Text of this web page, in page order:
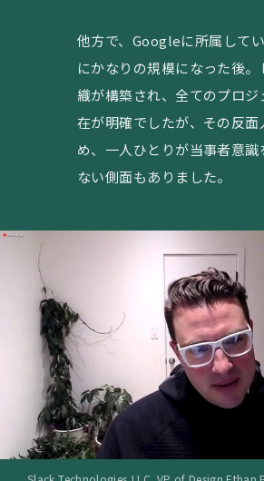
他方で、Googleに所属して
にかなりの規模になった後
織が構築され、全てのプロ
在が明確でしたが、その反
め、一人ひとりが当事者意
ない側面もありました。